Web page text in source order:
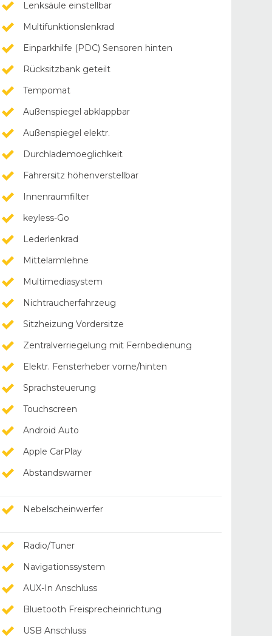
Lenksäule einstellbar
Multifunktionslenkrad
Einparkhilfe (PDC) Sensoren hinten
Rücksitzbank geteilt
Tempomat
Außenspiegel abklappbar
Außenspiegel elektr.
Durchlademoeglichkeit
Fahrersitz höhenverstellbar
Innenraumfilter
keyless-Go
Lederlenkrad
Mittelarmlehne
Multimediasystem
Nichtraucherfahrzeug
Sitzheizung Vordersitze
Zentralverriegelung mit Fernbedienung
Elektr. Fensterheber vorne/hinten
Sprachsteuerung
Touchscreen
Android Auto
Apple CarPlay
Abstandswarner
Nebelscheinwerfer
Radio/Tuner
Navigationssystem
AUX-In Anschluss
Bluetooth Freisprecheinrichtung
USB Anschluss